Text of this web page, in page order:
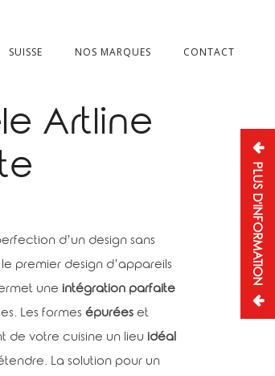
SUISSE NOS MARQUES CONTACT
Artline
d’un design sans
premier design d’appareils
une intégration parfaite
Les formesépuréeset
de votre cuisine un lieu idéal
La solution pour un
PLUS D'INFORMATION